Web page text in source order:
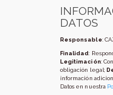
DATOS
Responsable:
Finalidad:
Legitimación:
obligación legal;
información
Datos en nuestra